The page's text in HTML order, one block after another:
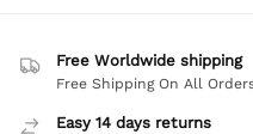
Free Worldwide shipping
Free Shipping On All
Easy 14 days returns